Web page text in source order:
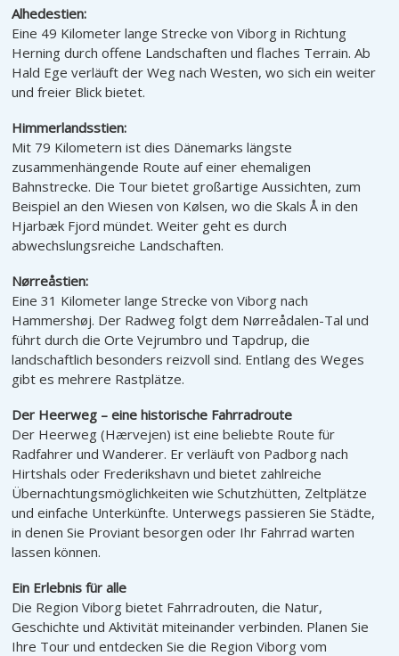
Radfahren in der Region
Viborg
Alhedestien:
Eine 49 Kilometer lange Strecke von Viborg in Richtung
Herning durch offene Landschaften und flaches Terrain. Ab
Hald Ege verläuft der Weg nach Westen, wo sich ein weiter
und freier Blick bietet.
Himmerlandsstien:
Mit 79 Kilometern ist dies Dänemarks längste
zusammenhängende Route auf einer ehemaligen
Bahnstrecke. Die Tour bietet großartige Aussichten, zum
Beispiel an den Wiesen von Kølsen, wo die Skals Å in den
Hjarbæk Fjord mündet. Weiter geht es durch
abwechslungsreiche Landschaften.
Nørreåstien:
Eine 31 Kilometer lange Strecke von Viborg nach
Hammershøj. Der Radweg folgt dem Nørreådalen-Tal und
führt durch die Orte Vejrumbro und Tapdrup, die
landschaftlich besonders reizvoll sind. Entlang des Weges
gibt es mehrere Rastplätze.
Der Heerweg – eine historische Fahrradroute
Der Heerweg (Hærvejen) ist eine beliebte Route für
Radfahrer und Wanderer. Er verläuft von Padborg nach
Hirtshals oder Frederikshavn und bietet zahlreiche
Übernachtungsmöglichkeiten wie Schutzhütten, Zeltplätze
und einfache Unterkünfte. Unterwegs passieren Sie Städte,
in denen Sie Proviant besorgen oder Ihr Fahrrad warten
lassen können.
Ein Erlebnis für alle
Die Region Viborg bietet Fahrradrouten, die Natur,
Geschichte und Aktivität miteinander verbinden. Planen Sie
Ihre Tour und entdecken Sie die Region Viborg vom